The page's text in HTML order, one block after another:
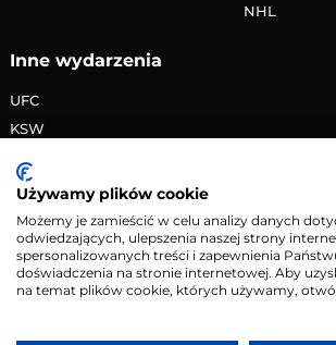
NHL
Inne wydarzenia
UFC
KSW
PRIME MMA
Żużlowa Ekstraliga
Speedway Grand Prix
Skoki narciarskie
Używamy plików cookie
Możemy je zamieścić w celu analizy danych
odwiedzających, ulepszenia naszej strony
spersonalizowanych treści i zapewnienia
doświadczenia na stronie internetowej. Aby
na temat plików cookie, których używamy,